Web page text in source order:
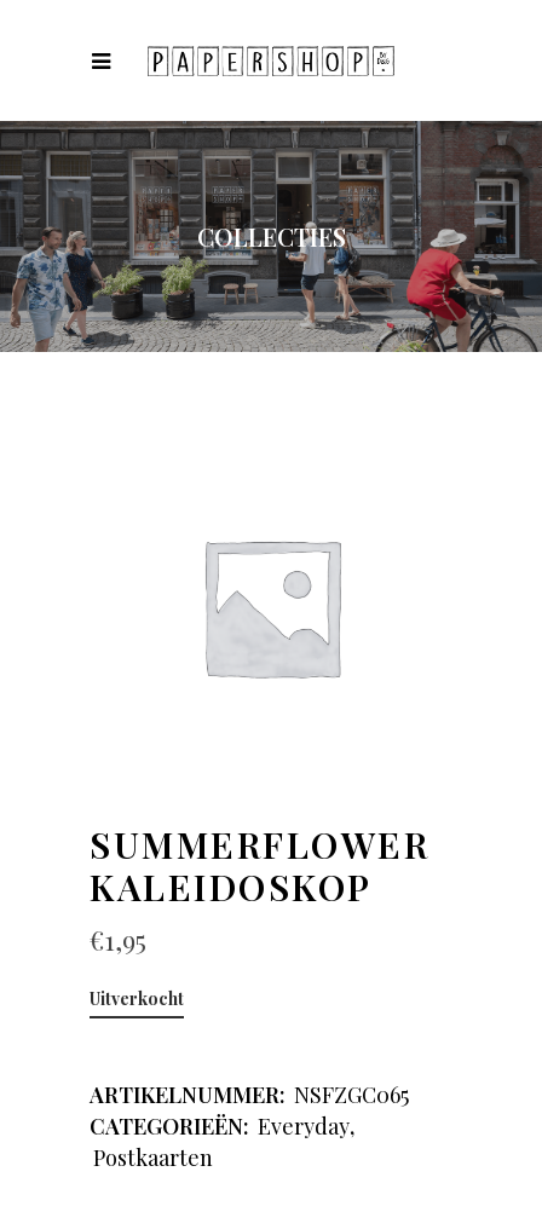
COLLECTIES
SUMMERFLOWER
KALEIDOSKOP
€1,95
Uitverkocht
ARTIKELNUMMER: NSFZGC065
CATEGORIEËN: Everyday,
Postkaarten